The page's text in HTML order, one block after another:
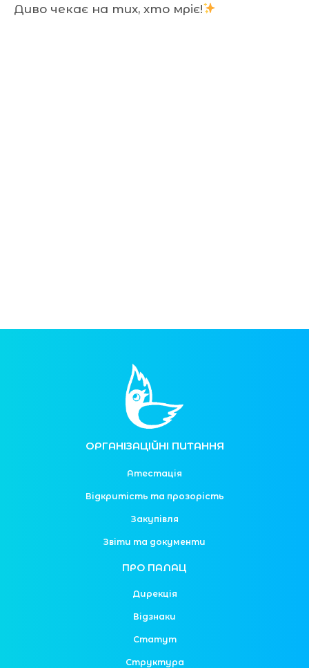
Диво чекає на тих, хто мріє!
ОРГАНІЗАЦІЙНІ ПИТАННЯ
Атестація
Відкритість та прозорість
Закупівля
Звіти та документи
ПРО ПАЛАЦ
Дирекція
Відзнаки
Статут
Структура